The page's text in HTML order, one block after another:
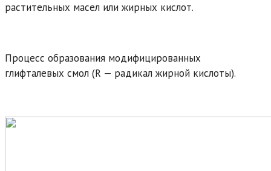
растительных масел или жирных кислот.
Процесс образования модифицированных
глифталевых смол (R — радикал жирной кислоты).